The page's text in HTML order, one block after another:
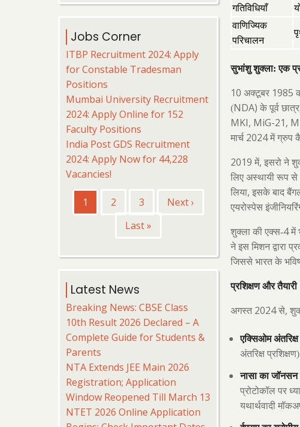
गतिविधियाँ
वाणिज्यिक
परिचालन
सुभांशु शुक्ला: एक
10 अक्टूबर 1985
(NDA) के पूर्व छात्र
MKI, MiG-21,
मार्च 2024में ग्रुप
2019 में, इसरो ने
लिए अस्थायी रूप से
लिया, इसके बाद
एयरोस्पेस
शुक्ला की एक्स-4में
ने इस मिशन द्वारा
जिससे भारत के
प्रशिक्षण और तैयारी
अगस्त 2024से,
एक्सिओम
अंतरिक्ष
नासा का
प्रोटोकॉल पर
यथार्थवादी
Jobs Corner
ITBP Recruitment 2024: Apply
for Constable Tradesman
Positions
Mumbai University Recruitment
2024: Apply Online for 152
Faculty Positions
India Post GDS Recruitment
2024: Apply Now for 44,228
Vacancies!
Pagination
Current
page
1 पृष्ठ
2 पृष्ठ
3
Next
Next ›
Last
Last »
Latest News
Breaking News: CBSE Class
10th Result 2026 Declared – A
Complete Guide for Students &
Parents
NTA Extends JEE Main 2026
Registration; Application
Window Reopened Till March 13
NTET 2026 Online Application